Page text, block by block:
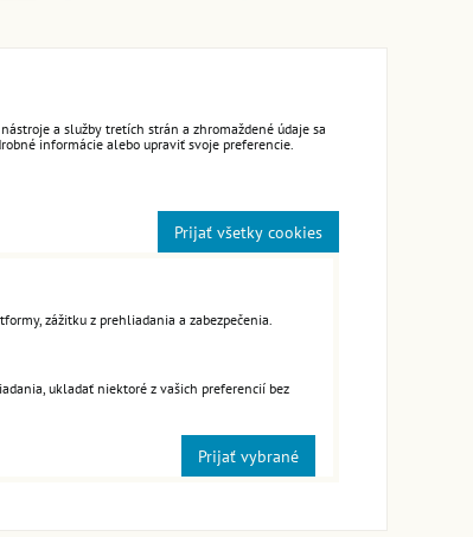
a služby tretích strán a zhromaždené údaje sa
informácie alebo upraviť svoje preferencie.
Prijať všetky cookies
zážitku z prehliadania a zabezpečenia.
ukladať niektoré z vašich preferencií bez
Prijať vybrané